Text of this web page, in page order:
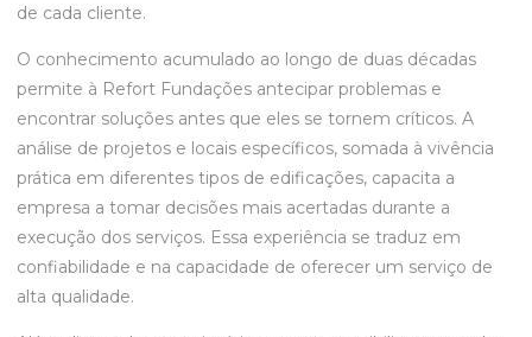
de cada cliente.
O conhecimento acumulado ao longo de duas décadas
permite à Refort Fundações antecipar problemas e
encontrar soluções antes que eles se tornem críticos. A
análise de projetos e locais específicos, somada à vivência
prática em diferentes tipos de edificações, capacita a
empresa a tomar decisões mais acertadas durante a
execução dos serviços. Essa experiência se traduz em
confiabilidade e na capacidade de oferecer um serviço de
alta qualidade.